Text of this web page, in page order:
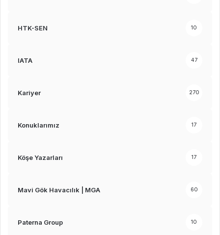
HTK-SEN 10
IATA 47
Kariyer 270
Konuklarımız 17
Köşe Yazarları 17
Mavi Gök Havacılık | MGA 60
Paterna Group 10